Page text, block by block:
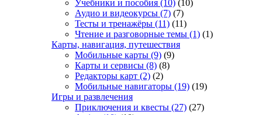
Учебники и пособия (10) (10)
Аудио и видеокурсы (7) (7)
Тесты и тренажёры (11) (11)
Чтение и разговорные темы (1) (1)
Карты, навигация, путешествия
Мобильные карты (9) (9)
Карты и сервисы (8) (8)
Редакторы карт (2) (2)
Мобильные навигаторы (19) (19)
Игры и развлечения
Приключения и квесты (27) (27)